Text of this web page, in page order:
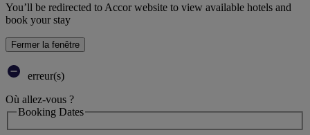
You’ll be redirected to Accor website to view available hotels and
book your stay
Fermer la fenêtre
erreur(s)
Où allez-vous ?
Booking Dates